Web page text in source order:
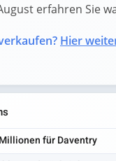
erfahren Sie
Hier
für Daventry